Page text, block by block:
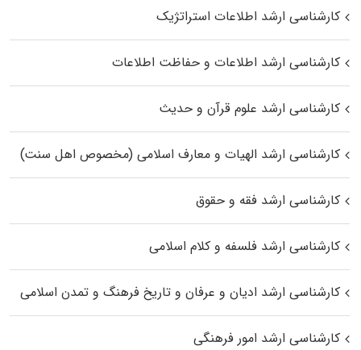
کارشناسی ارشد اطلاعات استراتژیک
کارشناسی ارشد اطلاعات و حفاظت اطلاعات
کارشناسی ارشد علوم قرآن و حدیث
کارشناسی ارشد الهیات و معارف اسلامی (مخصوص اهل سنت)
کارشناسی ارشد فقه و حقوق
کارشناسی ارشد فلسفه و کلام اسلامی
کارشناسی ارشد ادیان و عرفان و تاریخ فرهنگ و تمدن اسلامی
کارشناسی ارشد امور فرهنگی